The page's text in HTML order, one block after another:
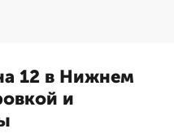
12 в Нижнем
и